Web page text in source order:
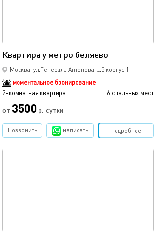
Квартира у метро беляево
Москва, ул.Генерала Антонова, д.5 корпус 1
моментальное бронирование
2-комнатная квартира
6 спальных мест
от 3500 р. сутки
подробнее
Позвонить написать Забронировать